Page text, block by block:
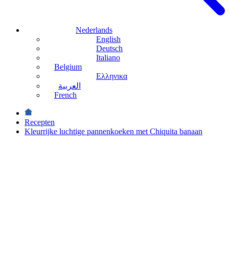
Nederlands
English
Deutsch
Italiano
Belgium
Ελληνικα
العربية
French
Recepten
Kleurrijke luchtige pannenkoeken met Chiquita banaan